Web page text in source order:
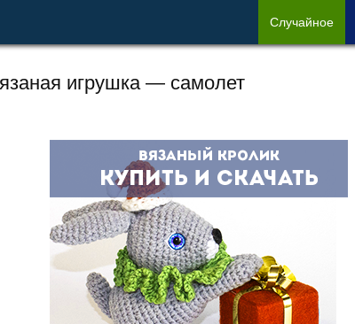
игрушка — самолет
Случайное